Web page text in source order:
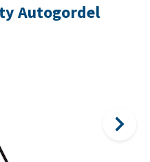
Autogordel